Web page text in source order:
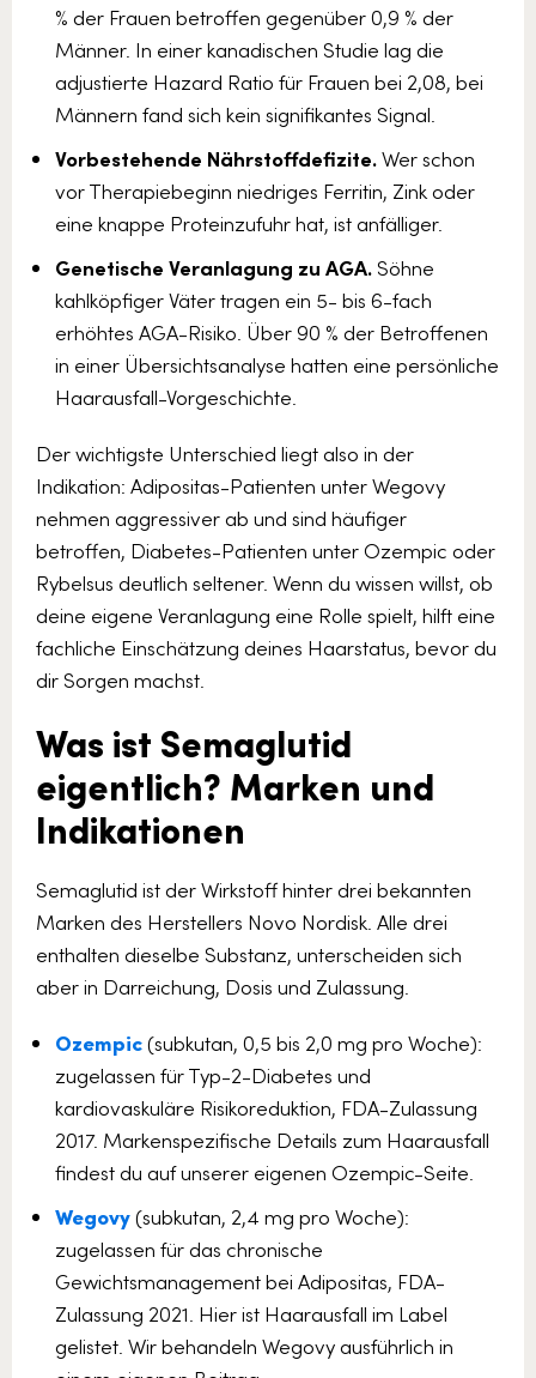
% der Frauen betroffen gegenüber 0,9 % der
Männer. In einer kanadischen Studie lag die
adjustierte Hazard Ratio für Frauen bei 2,08, bei
Männern fand sich kein signifikantes Signal.
Vorbestehende Nährstoffdefizite.Wer schon
vor Therapiebeginn niedriges Ferritin, Zink oder
eine knappe Proteinzufuhr hat, ist anfälliger.
Genetische Veranlagung zu AGA. Söhne
kahlköpfiger Väter tragen ein 5- bis 6-fach
erhöhtes AGA-Risiko. Über 90 % der Betroffenen
in einer Übersichtsanalyse hatten eine persönliche
Haarausfall-Vorgeschichte.
Der wichtigste Unterschied liegt also in der
Indikation: Adipositas-Patienten unter Wegovy
nehmen aggressiver ab und sind häufiger
betroffen, Diabetes-Patienten unter Ozempic oder
Rybelsus deutlich seltener. Wenn du wissen willst, ob
deine eigene Veranlagung eine Rolle spielt, hilft eine
fachliche Einschätzung deines Haarstatus, bevor du
dir Sorgen machst.
Was ist Semaglutid
eigentlich? Marken und
Indikationen
Semaglutid ist der Wirkstoff hinter drei bekannten
Marken des Herstellers Novo Nordisk. Alle drei
enthalten dieselbe Substanz, unterscheiden sich
aber in Darreichung, Dosis und Zulassung.
Ozempic(subkutan, 0,5 bis 2,0 mg pro Woche):
zugelassen für Typ-2-Diabetes und
kardiovaskuläre Risikoreduktion, FDA-Zulassung
2017. Markenspezifische Details zum Haarausfall
findest du auf unserer eigenen Ozempic-Seite.
Wegovy(subkutan, 2,4 mg pro Woche):
zugelassen für das chronische
Gewichtsmanagement bei Adipositas, FDA-
Zulassung 2021. Hier ist Haarausfall im Label
gelistet. Wir behandeln Wegovy ausführlich in